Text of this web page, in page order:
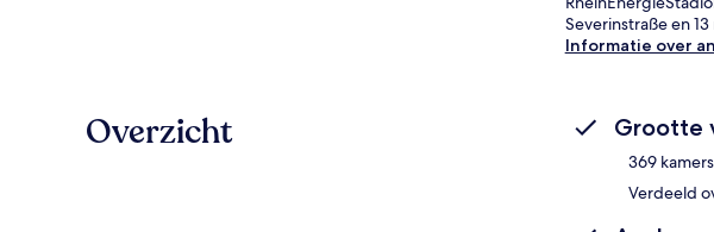
Severinstraße en
Informatie over
Overzicht Grootte
369 kamers
Verdeeld